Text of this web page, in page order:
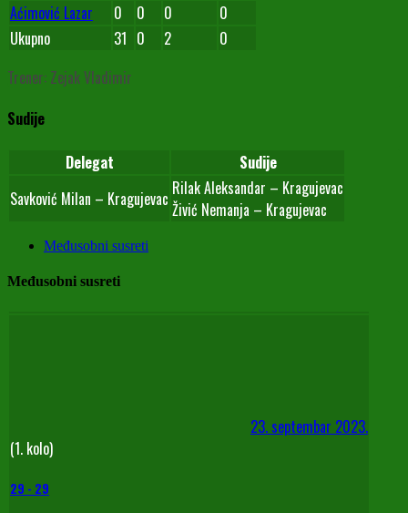
Aćimović Lazar
0 0 0
0
Ukupno
31 0 2
0
Trener: Zejak Vladimir
Sudije
Delegat
Sudije
Savković Milan – Kragujevac Rilak Aleksandar – Kragujevac
Živić Nemanja – Kragujevac
Međusobni susreti
Međusobni susreti
23. septembar 2023.
(1. kolo)
29 - 29